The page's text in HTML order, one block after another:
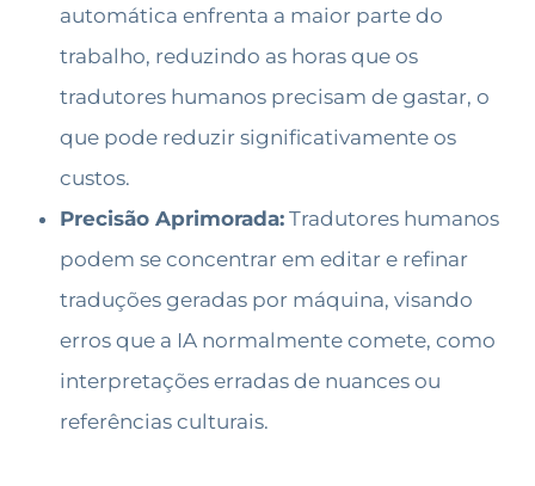
automática enfrenta a maior parte do
trabalho, reduzindo as horas que os
tradutores humanos precisam de gastar, o
que pode reduzir significativamente os
custos.
Precisão Aprimorada: Tradutores humanos
podem se concentrar em editar e refinar
traduções geradas por máquina, visando
erros que a IA normalmente comete, como
interpretações erradas de nuances ou
referências culturais.